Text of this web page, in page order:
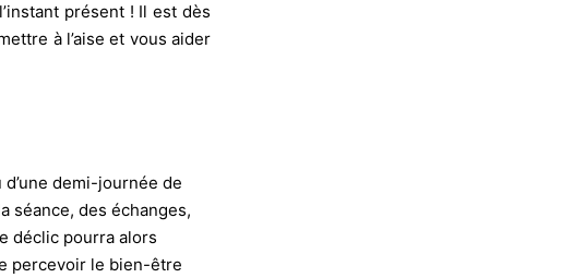
présent ! Il est dès
à l’aise et vous aider
demi-journée de
séance, des échanges,
déclic pourra alors
percevoir le bien-être